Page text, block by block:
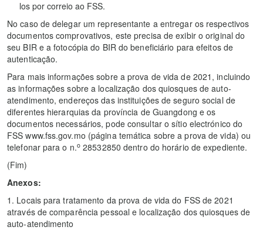
los por correio ao FSS.
No caso de delegar um representante a entregar os respectivos
documentos comprovativos, este precisa de exibir o original do
seu BIR e a fotocópia do BIR do beneficiário para efeitos de
autenticação.
Para mais informações sobre a prova de vida de 2021, incluindo
as informações sobre a localização dos quiosques de auto-
atendimento, endereços das instituições de seguro social de
diferentes hierarquias da província de Guangdong e os
documentos necessários, pode consultar o sítio electrónico do
FSS www.fss.gov.mo (página temática sobre a prova de vida) ou
telefonar para o n.o 28532850 dentro do horário de expediente.
(Fim)
Anexos:
1. Locais para tratamento da prova de vida do FSS de 2021
através de comparência pessoal e localização dos quiosques de
auto-atendimento